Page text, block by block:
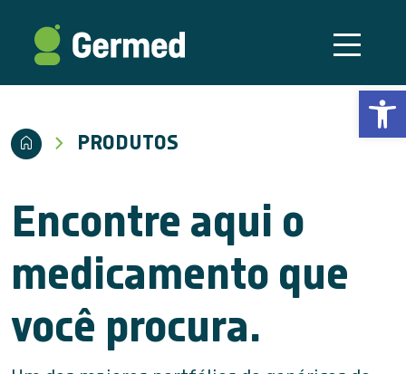
Abrir
PRODUTOS
Encontre aqui o
medicamento que
você procura.